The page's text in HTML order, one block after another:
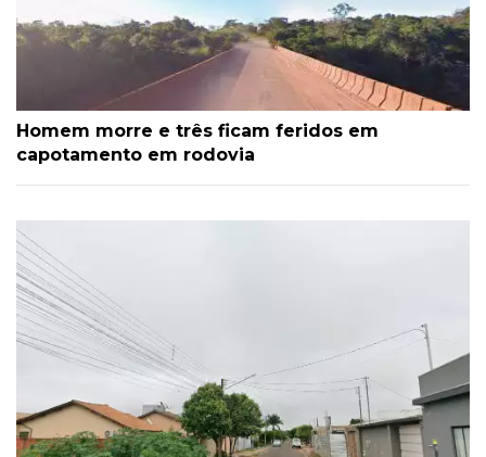
Homem morre e três ficam feridos em
capotamento em rodovia